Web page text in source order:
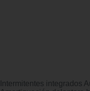
Intermitentes integrados